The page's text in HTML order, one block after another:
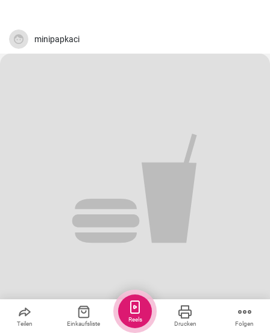
minipapkaci
Teilen Einkaufsliste Drucken Folgen
Reels